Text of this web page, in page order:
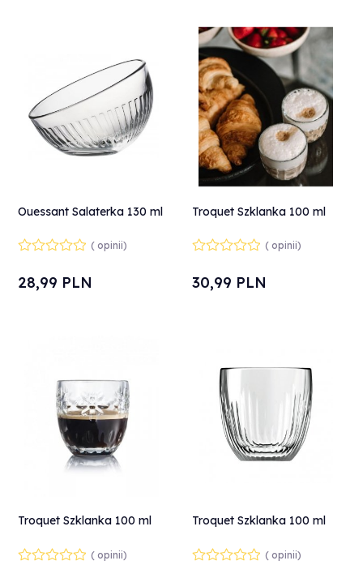
Ouessant Salaterka 130 ml
( opinii)
28,99 PLN
Troquet Szklanka 100 ml
( opinii)
30,99 PLN
Troquet Szklanka 100 ml
( opinii)
Troquet Szklanka 100 ml
( opinii)